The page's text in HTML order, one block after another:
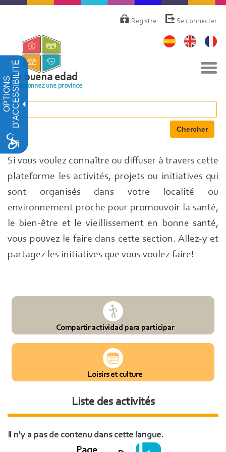
OPTIONSD'ACCESSIBILITÉ
Aller
principal
deRegistre Se connecter
la
en buena edad
Sélectionnez une province
Chercher
Si vous voulez connaître ou diffuser à travers cette
plateforme les activités, projets ou initiatives qui
sont organisés dans votre localité ou
environnement proche pour promouvoir la santé,
le bien-être et le vieillissement en bonne santé,
vous pouvez le faire dans cette section. Allez-y et
partagez les initiatives que vous voulez faire!
Compartir actividad para participar
Loisirs et culture
Liste des activités
Il n'y a pas de contenu dans cette langue.